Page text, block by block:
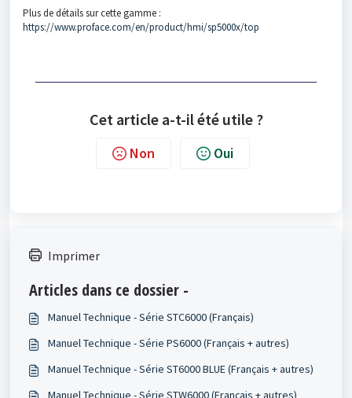
Plus de détails sur cette gamme :
https://www.proface.com/en/product/hmi/sp5000x/top
Cet article a-t-il été utile ?
Non Oui
Imprimer
Articles dans ce dossier -
Manuel Technique - Série STC6000 (Français)
Manuel Technique - Série PS6000 (Français + autres)
Manuel Technique - Série ST6000 BLUE (Français + autres)
Manuel Technique - Série STW6000 (Français + autres)